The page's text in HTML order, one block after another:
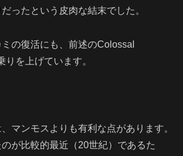
ったという皮肉な結末でした。
の復活にも、前述のColossal
りを上げています。
マンモスよりも有利な点があります。
が比較的最近（20世紀）であるた